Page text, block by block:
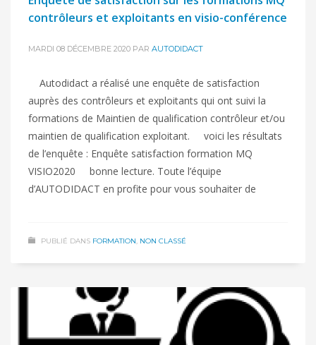
contrôleurs et exploitants en visio-conférence
MARDI 08 DÉCEMBRE 2020 PAR AUTODIDACT
Autodidact a réalisé une enquête de satisfaction
auprès des contrôleurs et exploitants qui ont suivi la
formations de Maintien de qualification contrôleur et/ou
maintien de qualification exploitant. voici les résultats
de l’enquête : Enquête satisfaction formation MQ
VISIO2020 bonne lecture. Toute l’équipe
d’AUTODIDACT en profite pour vous souhaiter de
PUBLIÉ DANS FORMATION NON CLASSÉ